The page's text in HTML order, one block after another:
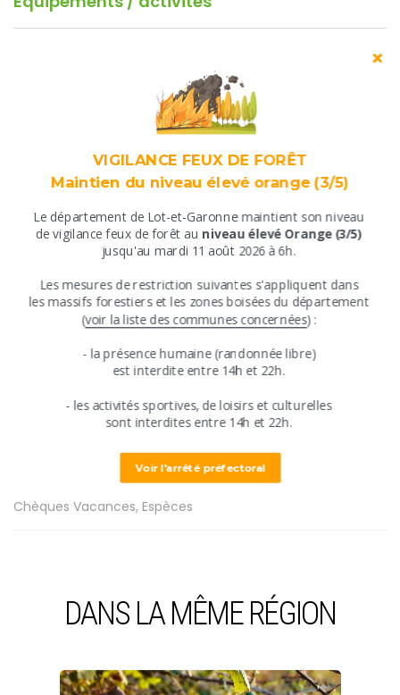
Salle(s) de réunion
Nom + Capacité + Surface + Descriptif + Equipements
Salle du centre aquatique, 25, 12, Mobilier de réunion, tables
et chaises., Ordinateur,Paper-board
Salle de réunion du centre aquatique, 25, 39, Salle
comprenant un vidéo projecteur et un écran, un grand
tableau, tables chaises et frigo., Ecran,Ordinateur,Vidéo-
Mode de paiement
Cartes de paiement, Chèques bancaires et postaux,
Chèques Vacances, Espèces
DANS LA MÊME RÉGION
VIGILANCE FEUX DE FORÊT
Maintien du niveau élevé orange (3/5)
Le département de Lot-et-Garonne maintient son niveau
​de vigilance feux de forêt au niveau élevé Orange (3/5)
jusqu'au mardi 11 août 2026 à 6h.
​Les mesures de restriction suivantes s'appliquent ​dans
​les massifs forestiers et les zones boisées du département
​(voir la liste des communes concernées) :
​​- ​la présence humaine (randonnée libre)
​est interdite entre ​14h et 22h.
​- les activités sportives, de loisirs et culturelles
​sont interdites ​entre 14h et 22h.
Voir l'arrêté préfectoral